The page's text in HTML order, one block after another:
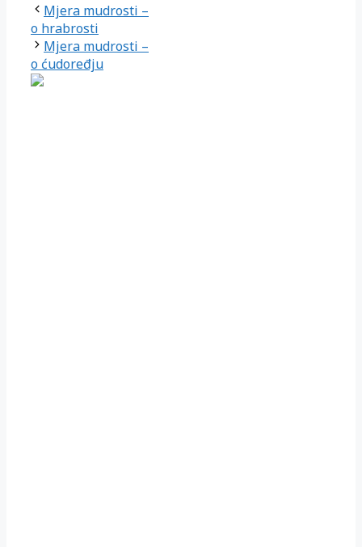
Mjera mudrosti –
o hrabrosti
Mjera mudrosti –
o ćudoređju